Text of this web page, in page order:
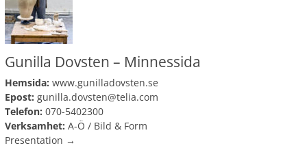
Gunilla Dovsten – Minnessida
Hemsida: www.gunilladovsten.se
Epost: gunilla.dovsten@telia.com
Telefon: 070-5402300
Verksamhet: A-Ö / Bild & Form
Presentation →